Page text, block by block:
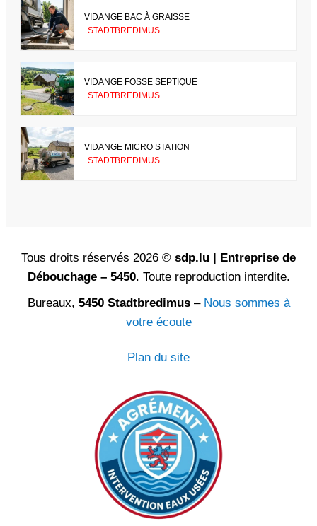
VIDANGE BAC À GRAISSE
STADTBREDIMUS
VIDANGE FOSSE SEPTIQUE
STADTBREDIMUS
VIDANGE MICRO STATION
STADTBREDIMUS
Tous droits réservés 2026 © sdp.lu | Entreprise de
Débouchage – 5450. Toute reproduction interdite.
Bureaux, 5450 Stadtbredimus– Nous sommes à
votre écoute
Plan du site